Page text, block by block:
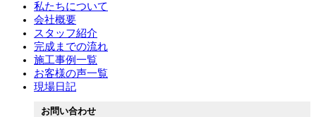
私たちについて
会社概要
スタッフ紹介
完成までの流れ
施工事例一覧
お客様の声一覧
現場日記
お問い合わせ